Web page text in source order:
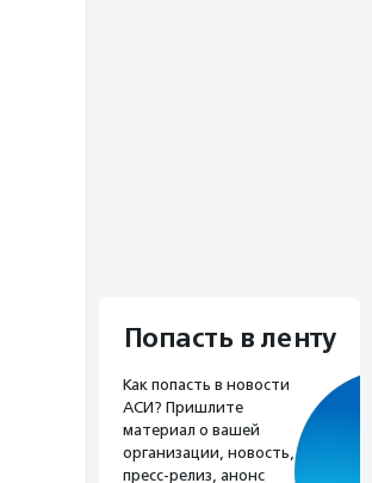
Попасть в ленту
Как попасть в новости
АСИ? Пришлите
материал о вашей
организации, новость,
пресс-релиз, анонс